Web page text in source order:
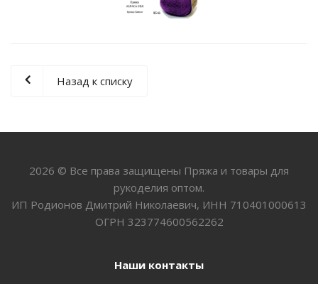
Назад к списку
2026 © Все права защищены Пряжа и товары для
рукоделия оптом.
ИП Родионов Дмитрий Николаевич, ИНН 710401000613
ОГРН 323774600562262
Наши контакты